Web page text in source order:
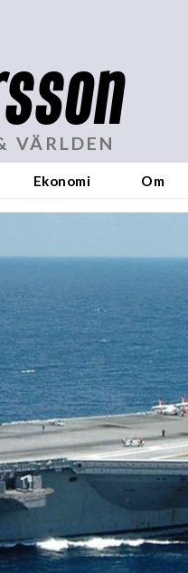
VÄRLDEN
Ekonomi Om